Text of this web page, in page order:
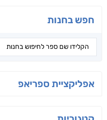
יאיר פומרנץ